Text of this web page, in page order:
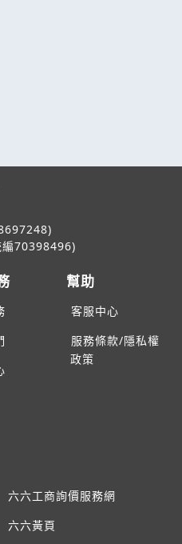
編70398496)
幫助
客服中心
服務條款/隱私權
政策
六六工商詢價服務網
六六黃頁